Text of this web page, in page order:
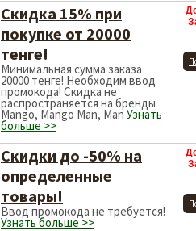
Скидка 15% при
покупке от 20000
тенге!
Минимальная сумма заказа
20000 тенге! Необходим ввод
промокода! Скидка не
распространяется на бренды
Mango, Mango Man, Man Узнать
больше >>
Скидки до -50% на
определенные
товары!
Ввод промокода не требуется!
Узнать больше >>